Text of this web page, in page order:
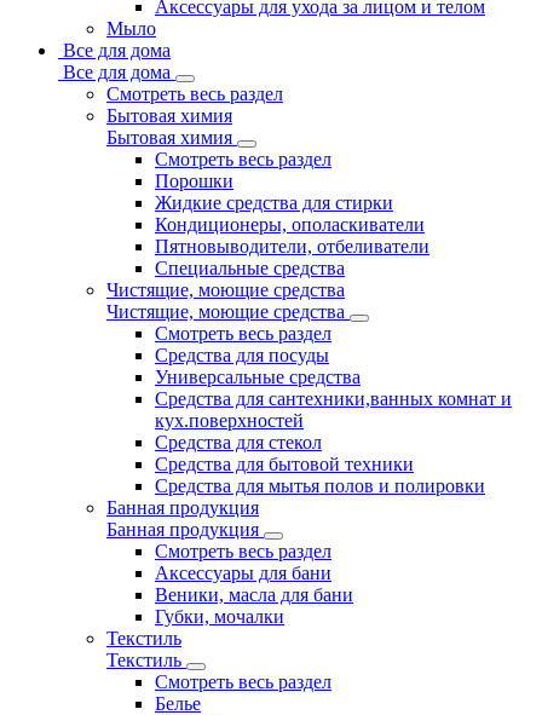
Аксессуары для ухода за лицом и телом
Мыло
Все для дома
Все для дома
Смотреть весь раздел
Бытовая химия
Бытовая химия
Смотреть весь раздел
Порошки
Жидкие средства для стирки
Кондиционеры, ополаскиватели
Пятновыводители, отбеливатели
Специальные средства
Чистящие, моющие средства
Чистящие, моющие средства
Смотреть весь раздел
Средства для посуды
Универсальные средства
Средства для сантехники,ванных комнат и
кух.поверхностей
Средства для стекол
Средства для бытовой техники
Средства для мытья полов и полировки
Банная продукция
Банная продукция
Смотреть весь раздел
Аксессуары для бани
Веники, масла для бани
Губки, мочалки
Текстиль
Текстиль
Смотреть весь раздел
Белье